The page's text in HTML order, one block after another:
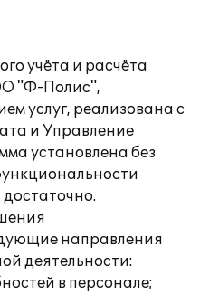
учёта и расчёта
"Ф-Полис",
услуг, реализована с
и Управление
установлена без
направления
деятельности:
в персонале;